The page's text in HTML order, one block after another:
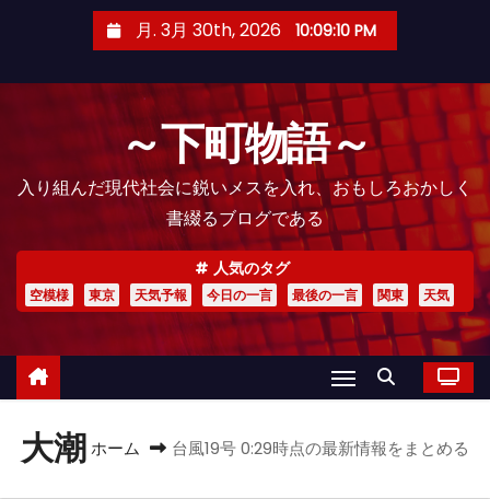
月. 3月 30th, 2026 10:09:11 PM
～下町物語～
入り組んだ現代社会に鋭いメスを入れ、おもしろおかしく
書綴るブログである
人気のタグ
空模様 東京 天気予報 今日の一言 最後の一言 関東 天気
大潮 ホーム 台風19号 0:29時点の最新情報をまとめる